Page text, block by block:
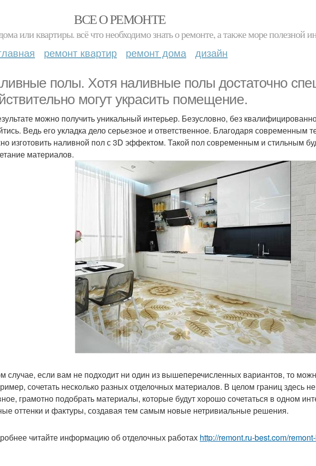
ВСЕ О РЕМОНТЕ
или квартиры. всё что необходимо знать о ремонте, а также море полезной
ремонт квартир ремонт дома дизайн
полы. Хотя наливные полы достаточно
могут украсить помещение.
можно получить уникальный интерьер. Безусловно, без
Ведь его укладка дело серьезное и ответственное. Благодаря современным
изготовить наливной пол с 3D эффектом. Такой пол современным и стильным
материалов.
случае, если вам не подходит ни один из вышеперечисленных вариантов, то
сочетать несколько разных отделочных материалов. В целом границ здесь
грамотно подобрать материалы, которые будут хорошо сочетаться в одном
оттенки и фактуры, создавая тем самым новые нетривиальные решения.
читайте информацию об отделочных работах http://remont.ru-best.com/